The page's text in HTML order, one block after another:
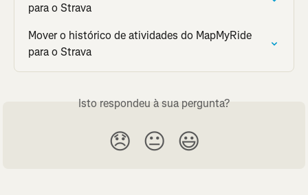
para o Strava
Mover o histórico de atividades do MapMyRide
para o Strava
Isto respondeu à sua pergunta?
😞 😐 😃